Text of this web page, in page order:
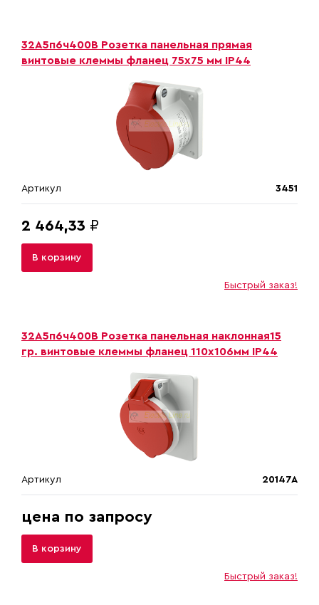
32A5п6ч400B Розетка панельная прямая
винтовые клеммы фланец 75х75 мм IP44
Артикул 3451
2 464,33 ₽
В корзину
Быстрый заказ!
32A5п6ч400B Розетка панельная наклонная15
гр. винтовые клеммы фланец 110х106мм IP44
Артикул 20147A
цена по запросу
В корзину
Быстрый заказ!